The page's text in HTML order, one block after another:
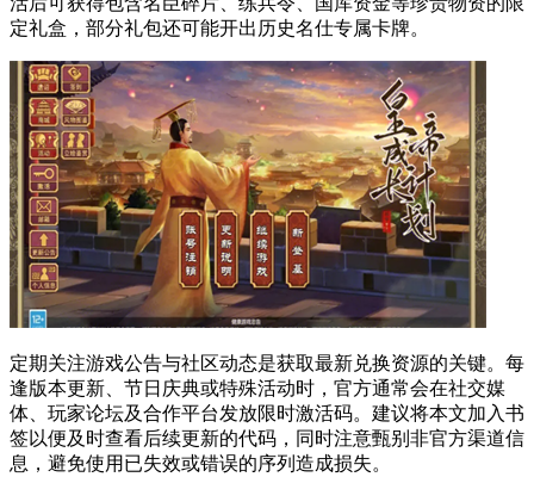
定礼盒，部分礼包还可能开出历史名仕专属卡牌。
定期关注游戏公告与社区动态是获取最新兑换资源的关键。每
逢版本更新、节日庆典或特殊活动时，官方通常会在社交媒
体、玩家论坛及合作平台发放限时激活码。建议将本文加入书
签以便及时查看后续更新的代码，同时注意甄别非官方渠道信
息，避免使用已失效或错误的序列造成损失。